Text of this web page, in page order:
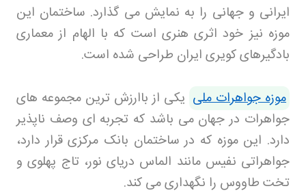
ایرانی و جهانی را به نمایش می گذارد. ساختمان این
موزه نیز خود اثری هنری است که با الهام از معماری
بادگیرهای کویری ایران طراحی شده است.
موزه جواهرات ملی یکی از باارزش ترین مجموعه های
جواهرات در جهان می باشد که تجربه ای وصف ناپذیر
دارد. این موزه که در ساختمان بانک مرکزی قرار دارد،
جواهراتی نفیس مانند الماس دریای نور، تاج پهلوی و
تخت طاووس را نگهداری می کند.